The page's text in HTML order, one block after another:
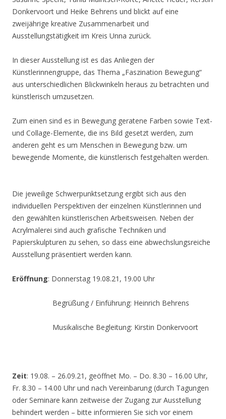
Donkervoort und Heike Behrens und blickt auf eine
zweijährige kreative Zusammenarbeit und
Ausstellungstätigkeit im Kreis Unna zurück.
In dieser Ausstellung ist es das Anliegen der
Künstlerinnengruppe, das Thema „Faszination Bewegung“
aus unterschiedlichen Blickwinkeln heraus zu betrachten und
künstlerisch umzusetzen.
Zum einen sind es in Bewegung geratene Farben sowie Text-
und Collage-Elemente, die ins Bild gesetzt werden, zum
anderen geht es um Menschen in Bewegung bzw. um
bewegende Momente, die künstlerisch festgehalten werden.
Die jeweilige Schwerpunktsetzung ergibt sich aus den
individuellen Perspektiven der einzelnen Künstlerinnen und
den gewählten künstlerischen Arbeitsweisen. Neben der
Acrylmalerei sind auch grafische Techniken und
Papierskulpturen zu sehen, so dass eine abwechslungsreiche
Ausstellung präsentiert werden kann.
Eröffnung: Donnerstag 19.08.21, 19.00 Uhr
Begrüßung / Einführung: Heinrich Behrens
Musikalische Begleitung: Kirstin Donkervoort
Zeit: 19.08. – 26.09.21, geöffnet Mo. – Do. 8.30 – 16.00 Uhr,
Fr. 8.30 – 14.00 Uhr und nach Vereinbarung (durch Tagungen
oder Seminare kann zeitweise der Zugang zur Ausstellung
behindert werden – bitte informieren Sie sich vor einem